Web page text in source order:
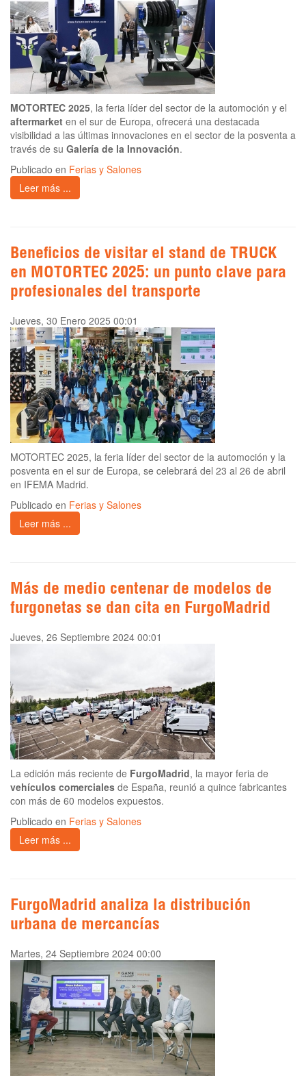
MOTORTEC 2025, la feria líder del sector de la automoción y el
aftermarket en el sur de Europa, ofrecerá una destacada
visibilidad a las últimas innovaciones en el sector de la posventa a
través de su Galería de la Innovación.
Publicado en Ferias y Salones
Leer más ...
Beneficios de visitar el stand de TRUCK
en MOTORTEC 2025: un punto clave para
profesionales del transporte
Jueves, 30 Enero 2025 00:01
MOTORTEC 2025, la feria líder del sector de la automoción y la
posventa en el sur de Europa, se celebrará del 23 al 26 de abril
en IFEMA Madrid.
Publicado en Ferias y Salones
Leer más ...
Más de medio centenar de modelos de
furgonetas se dan cita en FurgoMadrid
Jueves, 26 Septiembre 2024 00:01
La edición más reciente de FurgoMadrid, la mayor feria de
vehículos comerciales de España, reunió a quince fabricantes
con más de 60 modelos expuestos.
Publicado en Ferias y Salones
Leer más ...
FurgoMadrid analiza la distribución
urbana de mercancías
Martes, 24 Septiembre 2024 00:00